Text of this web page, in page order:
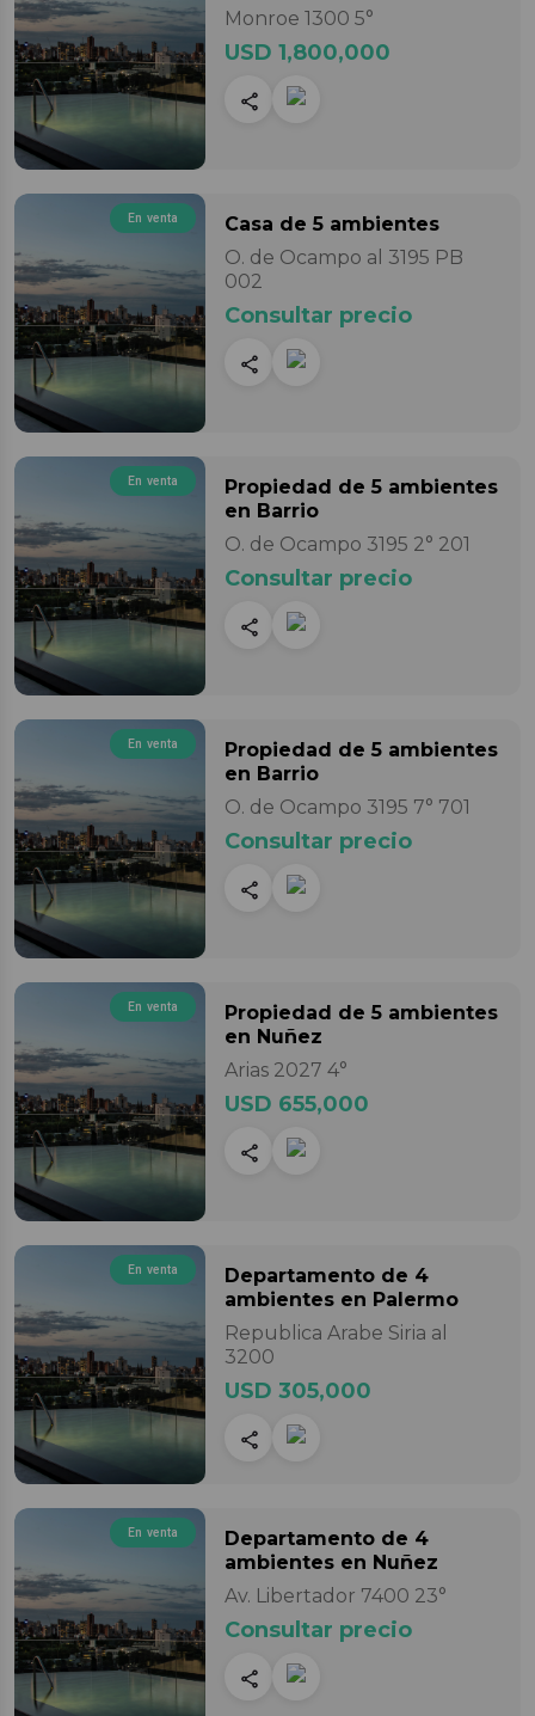
Monroe 1300 5°
USD 1,800,000
En venta Casa de 5 ambientes
O. de Ocampo al 3195 PB
002
Consultar precio
En venta Propiedad de 5 ambientes
en Barrio
O. de Ocampo 3195 2° 201
Consultar precio
En venta Propiedad de 5 ambientes
en Barrio
O. de Ocampo 3195 7° 701
Consultar precio
En venta Propiedad de 5 ambientes
en Nuñez
Arias 2027 4°
USD 655,000
En venta Departamento de 4
ambientes en Palermo
Republica Arabe Siria al
3200
USD 305,000
En venta Departamento de 4
ambientes en Nuñez
Av. Libertador 7400 23°
Consultar precio